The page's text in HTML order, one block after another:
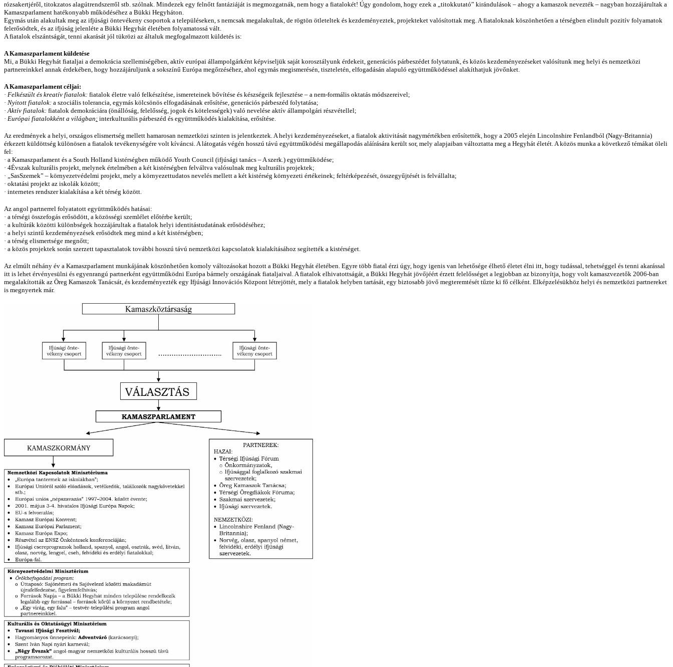
rózsakertjéről, titokzatos alagútrendszerről stb. szólnak. Mindezek egy felnőtt fantáziáját is megmozgatnák, nem hogy a fiatalokét! Úgy gondolom, hogy ezek a „titokkutató” kirándulások – ahogy a kamaszok nevezték – nagyban hozzájárultak a
Kamaszparlament hatékonyabb működéséhez a Bükki Hegyháton.
Egymás után alakultak meg az ifjúsági öntevékeny csoportok a településeken, s nemcsak megalakultak, de rögtön ötleteltek és kezdeményeztek, projekteket valósítottak meg. A fiataloknak köszönhetően a térségben elindult pozitív folyamatok
felerősödtek, és az ifjúság jelenléte a Bükki Hegyhát életében folyamatossá vált.
A fiatalok elszántságát, tenni akarását jól tükrözi az általuk megfogalmazott küldetés is:
A Kamaszparlament küldetése
Mi, a Bükki Hegyhát fiataljai a demokrácia szellemiségében, aktív európai állampolgárként képviseljük saját korosztályunk érdekeit, generációs párbeszédet folytatunk, és közös kezdeményezéseket valósítunk meg helyi és nemzetközi
partnereinkkel annak érdekében, hogy hozzájáruljunk a sokszínű Európa megőrzéséhez, ahol egymás megismerésén, tiszteletén, elfogadásán alapuló együttműködéssel alakíthatjuk jövőnket.
A Kamaszparlament céljai:
· Felkészült és kreatív fiatalok: fiatalok életre való felkészítése, ismereteinek bővítése és készségeik fejlesztése – a nem-formális oktatás módszereivel;
· Nyitott fiatalok: a szociális tolerancia, egymás kölcsönös elfogadásának erősítése, generációs párbeszéd folytatása;
·Aktív fiatalok: fiatalok demokráciára (önállóság, felelősség, jogok és kötelességek) való nevelése aktív állampolgári részvétellel;
· Európai fiatalokként a világban: interkulturális párbeszéd és együttműködés kialakítása, erősítése.
Az eredmények a helyi, országos elismertség mellett hamarosan nemzetközi szinten is jelentkeztek. A helyi kezdeményezéseket, a fiatalok aktivitását nagymértékben erősítették, hogy a 2005 elején Lincolnshire Fenlandból (Nagy-Britannia)
érkezett küldöttség különösen a fiatalok tevékenységére volt kíváncsi. A látogatás végén hosszú távú együttműködési megállapodás aláírására került sor, mely alapjaiban változtatta meg a Hegyhát életét. A közös munka a következő témákat öleli
fel:
· a Kamaszparlament és a South Holland kistérségben működő Youth Council (ifjúsági tanács – A szerk.) együttműködése;
· 4Évszak kulturális projekt, melynek értelmében a két kistérségben felváltva valósulnak meg kulturális projektek;
· „SasSzemek” – környezetvédelmi projekt, mely a környezettudatos nevelés mellett a két kistérség környezeti értékeinek; feltérképezését, összegyűjtését is felvállalta;
· oktatási projekt az iskolák között;
· internetes rendszer kialakítása a két térség között.
Az angol partnerrel folyatatott együttműködés hatásai:
· a térségi összefogás erősödött, a közösségi szemlélet előtérbe került;
· a kultúrák közötti különbségek hozzájárultak a fiatalok helyi identitástudatának erősödéséhez;
· a helyi szintű kezdeményezések erősödtek meg mind a két kistérségben;
· a térség elismertsége megnőtt;
· a közös projektek során szerzett tapasztalatok további hosszú távú nemzetközi kapcsolatok kialakításához segítették a kistérséget.
Az elmúlt néhány év a Kamaszparlament munkájának köszönhetően komoly változásokat hozott a Bükki Hegyhát életében. Egyre több fiatal érzi úgy, hogy igenis van lehetősége élhető életet élni itt, hogy tudással, tehetséggel és tenni akarással
itt is lehet érvényesülni és egyenrangú partnerként együttműködni Európa bármely országának fiataljaival. A fiatalok elhivatottságát, a Bükki Hegyhát jövőjéért érzett felelősséget a legjobban az bizonyítja, hogy volt kamaszvezetők 2006-ban
megalakították az Öreg Kamaszok Tanácsát, és kezdeményezték egy Ifjúsági Innovációs Központ létrejöttét, mely a fiatalok helyben tartását, egy biztosabb jövő megteremtését tűzte ki fő célként. Elképzelésükhöz helyi és nemzetközi partnereket
is megnyertek már.